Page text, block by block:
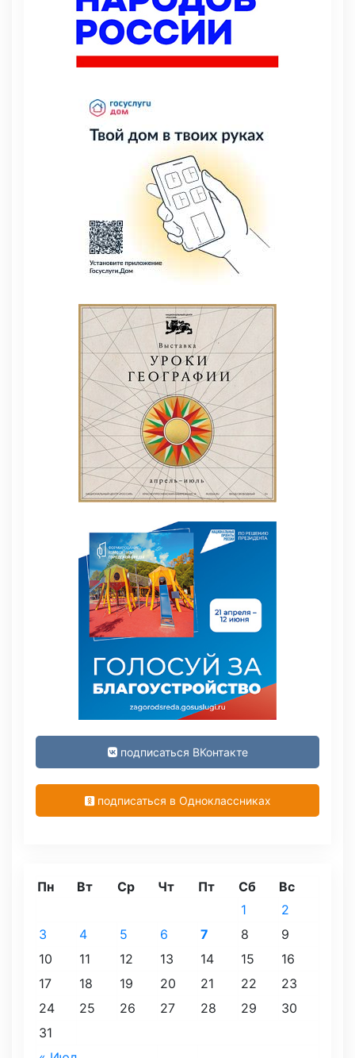
подписаться ВКонтакте
подписаться в Одноклассниках
Пн Вт Ср Чт Пт Сб Вс
1
2
3
4 5 6 7 8
9
10
11 12 13 14 15
16
17
18 19 20 21 22
23
24
25 26 27 28 29
30
31